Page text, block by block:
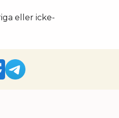
eller icke-